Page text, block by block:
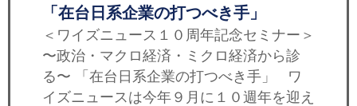
「在台日系企業の打つべき手」
＜ワイズニュース１０周年記念セミナー＞
〜政治・マクロ経済・ミクロ経済から診
る〜 「在台日系企業の打つべき手」 ワ
イズニュースは今年９月に１０週年を迎え